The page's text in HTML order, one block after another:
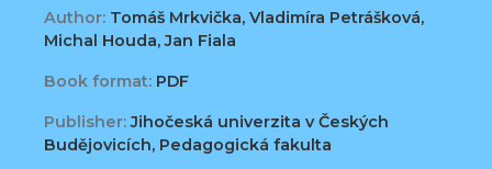
Author: Tomáš Mrkvička, Vladimíra Petrášková,
Michal Houda, Jan Fiala
Book format: PDF
Publisher:Jihočeská univerzita v Českých
Budějovicích, Pedagogická fakulta